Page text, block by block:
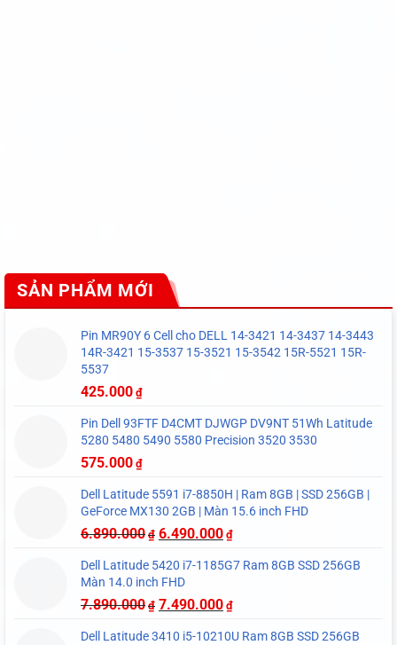
SẢN PHẨM MỚI
Pin MR90Y 6 Cell cho DELL 14-3421 14-3437 14-3443
14R-3421 15-3537 15-3521 15-3542 15R-5521 15R-
5537
425.000 ₫
Pin Dell 93FTF D4CMT DJWGP DV9NT 51Wh Latitude
5280 5480 5490 5580 Precision 3520 3530
575.000 ₫
Dell Latitude 5591 i7-8850H | Ram 8GB | SSD 256GB |
GeForce MX130 2GB | Màn 15.6 inch FHD
6.890.000 ₫ 6.490.000 ₫
Dell Latitude 5420 i7-1185G7 Ram 8GB SSD 256GB
Màn 14.0 inch FHD
7.890.000 ₫ 7.490.000 ₫
Dell Latitude 3410 i5-10210U Ram 8GB SSD 256GB